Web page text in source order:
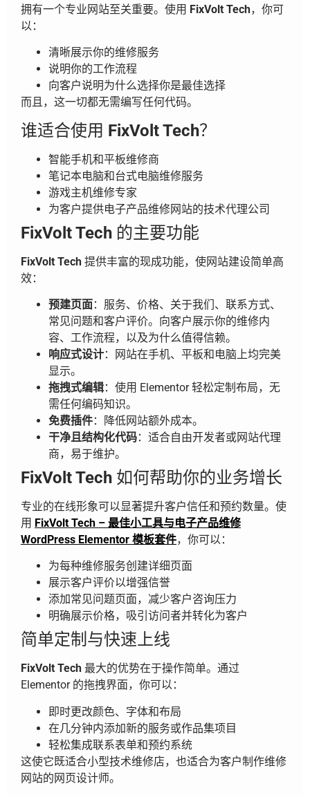
拥有一个专业网站至关重要。使用 FixVolt Tech，你可
以：
清晰展示你的维修服务
说明你的工作流程
向客户说明为什么选择你是最佳选择
而且，这一切都无需编写任何代码。
谁适合使用 FixVolt Tech？
智能手机和平板维修商
笔记本电脑和台式电脑维修服务
游戏主机维修专家
为客户提供电子产品维修网站的技术代理公司
FixVolt Tech 的主要功能
FixVolt Tech 提供丰富的现成功能，使网站建设简单高
效：
预建页面：服务、价格、关于我们、联系方式、
常见问题和客户评价。向客户展示你的维修内
容、工作流程，以及为什么值得信赖。
响应式设计：网站在手机、平板和电脑上均完美
显示。
拖拽式编辑：使用 Elementor 轻松定制布局，无
需任何编码知识。
免费插件：降低网站额外成本。
干净且结构化代码：适合自由开发者或网站代理
商，易于维护。
FixVolt Tech 如何帮助你的业务增长
专业的在线形象可以显著提升客户信任和预约数量。使
用 FixVolt Tech – 最佳小工具与电子产品维修
WordPress Elementor 模板套件，你可以：
为每种维修服务创建详细页面
展示客户评价以增强信誉
添加常见问题页面，减少客户咨询压力
明确展示价格，吸引访问者并转化为客户
简单定制与快速上线
FixVolt Tech 最大的优势在于操作简单。通过
Elementor 的拖拽界面，你可以：
即时更改颜色、字体和布局
在几分钟内添加新的服务或作品集项目
轻松集成联系表单和预约系统
这使它既适合小型技术维修店，也适合为客户制作维修
网站的网页设计师。